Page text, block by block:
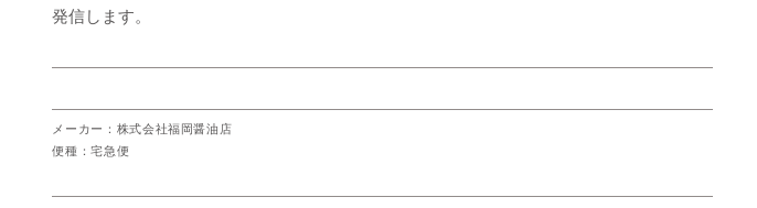
発信します。
メーカー：株式会社福岡醤油店
便種：宅急便